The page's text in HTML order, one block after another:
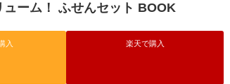
ューム！ ふせんセット BOOK
入 楽天で購入